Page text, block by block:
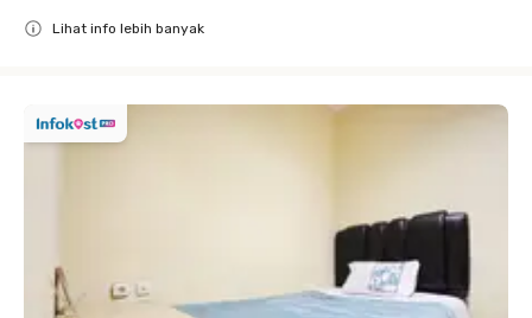
Lihat info lebih banyak